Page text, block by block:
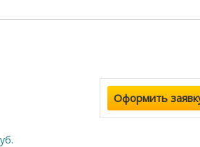
Оформить